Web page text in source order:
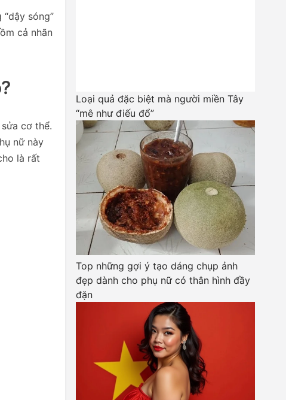
sóng”
cả nhãn
cơ thể.
nữ này
là rất
Loại quả đặc biệt mà người miền Tây
“mê như điếu đổ”
Top những gợi ý tạo dáng chụp ảnh
đẹp dành cho phụ nữ có thân hình đầy
đặn